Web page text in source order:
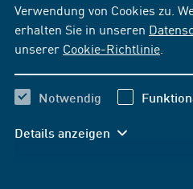
Verwendung von Cookies zu.
erhalten Sie in unseren
unserer Cookie-Richtlinie
Notwendig
Details anzeigen